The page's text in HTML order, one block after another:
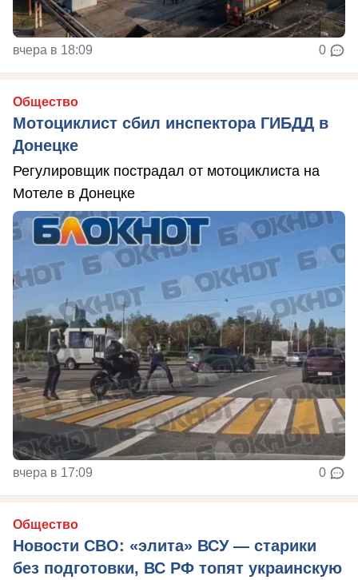
вчера в 18:09 0
Общество
Мотоциклист сбил инспектора ГИБДД в
Донецке
Регулировщик пострадал от мотоциклиста на
Мотеле в Донецке
вчера в 17:09 0
Общество
Новости СВО: «элита» ВСУ — старики
без подготовки, ВС РФ топят украинскую